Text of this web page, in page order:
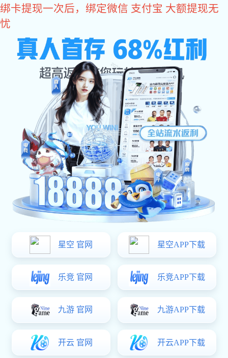
星空电子
国正星空电子 阳台不锈钢护栏
您所在的位置：星空电子>护栏专区> 玻璃护栏
护栏专区
应用各大场景的安全防护
星空电子:· 阳台不锈钢护栏
· 楼梯不锈钢护栏
· 商场护栏
· 道路观景护栏